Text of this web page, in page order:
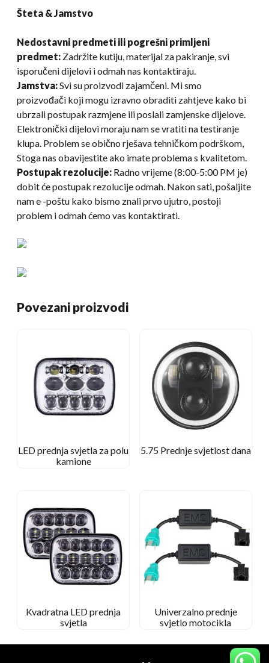
Šteta & Jamstvo
Nedostavni predmeti ili pogrešni primljeni
predmet: Zadržite kutiju, materijal za pakiranje, svi
isporučeni dijelovi i odmah nas kontaktiraju.
Jamstva:Svi su proizvodi zajamčeni. Mi smo
proizvođači koji mogu izravno obraditi zahtjeve kako bi
ubrzali postupak razmjene ili poslali zamjenske dijelove.
Elektronički dijelovi moraju nam se vratiti na testiranje
klupa. Problem se obično rješava tehničkom podrškom,
Stoga nas obavijestite ako imate problema s kvalitetom.
Postupak rezolucije: Radno vrijeme (8:00-5:00 PM je)
dobit će postupak rezolucije odmah. Nakon sati, pošaljite
nam e -poštu kako bismo znali prvo ujutro, postoji
problem i odmah ćemo vas kontaktirati.
Povezani proizvodi
LED prednja svjetla za polu
kamione
5.75 Prednje svjetlost dana
Kvadratna LED prednja
svjetla
Univerzalno prednje
svjetlo motocikla